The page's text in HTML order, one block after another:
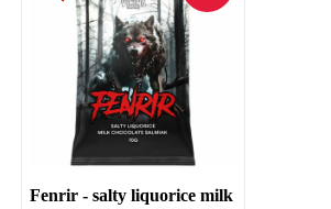
Fenrir - salty liquorice milk